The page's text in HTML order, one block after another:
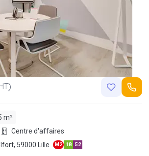
m²
Centre d'affaires
Boulevard de Belfort, 59000 Lille
M2 18 52